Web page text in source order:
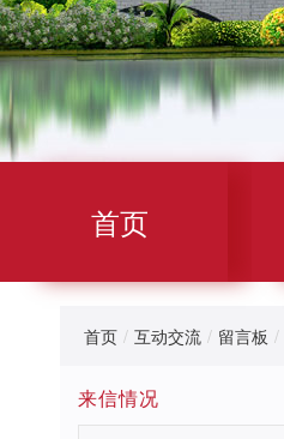
首页
首页 / 互动交流 / 留言板 /
来信情况